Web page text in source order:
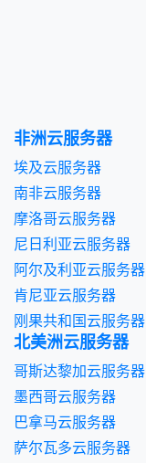
非洲云服务器
埃及云服务器
南非云服务器
摩洛哥云服务器
尼日利亚云服务器
阿尔及利亚云服务器
肯尼亚云服务器
刚果共和国云服务器
北美洲云服务器
哥斯达黎加云服务器
墨西哥云服务器
巴拿马云服务器
萨尔瓦多云服务器